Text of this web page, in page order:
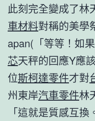
此刻完全變成了林
車材料對稱的美學
apan(「等等！如
芯天秤的回應Y應
位斯柯達零件才對
州東岸汽車零件林
「這就是質感互